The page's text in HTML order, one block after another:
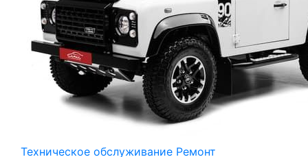
Техническое обслуживание Ремонт